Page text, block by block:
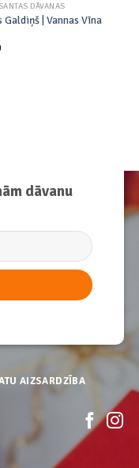
DĀVANAS
Galdiņš | Vannas Vīna
dāvanu
AIZSARDZĪBA